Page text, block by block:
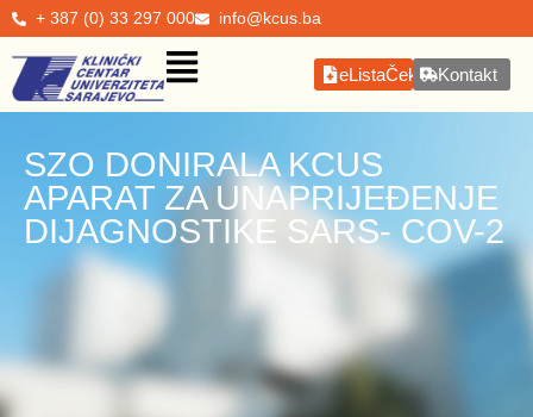
+ 387 (0) 33 297 000 info@kcus.ba
eListaČekanjaKontakt
SZO DONIRALA KCUS
APARAT ZA UNAPRIJEĐENJE
DIJAGNOSTIKE SARS- COV-2